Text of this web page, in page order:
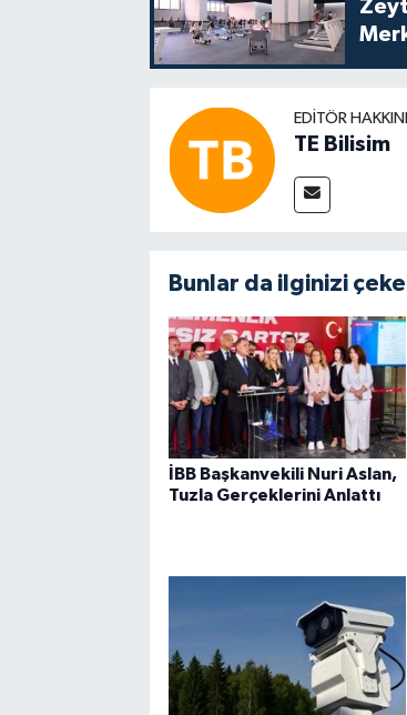
EDITÖR
TE Bilisim
Bunlar da ilginizi
İBB Başkanvekili Nuri Aslan,
Tuzla Gerçeklerini Anlattı